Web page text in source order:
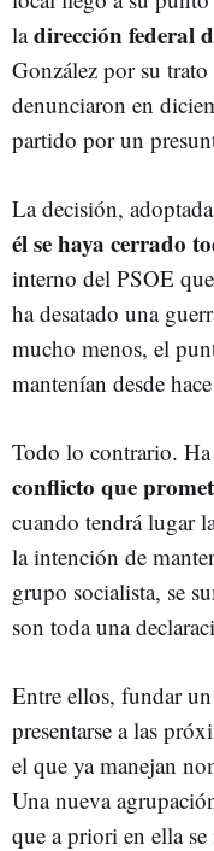
ladirección federal
González por su trato
denunciaron en
partido por un
La decisión, adoptada
él se haya cerrado
interno del PSOE
ha desatado una
mucho menos, el
mantenían desde
Todo lo contrario.
conflicto que
cuando tendrá lugar
la intención de
grupo socialista, se
son toda una
Entre ellos, fundar
presentarse a las
el que ya manejan
Una nueva
que a priori en ella